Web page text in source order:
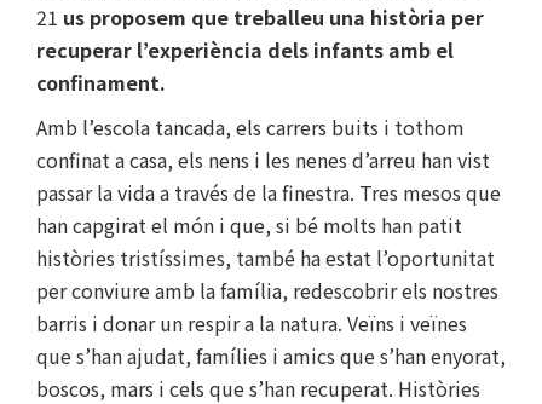
21 us proposem que treballeu una història per
recuperar l’experiència dels infants amb el
confinament.
Amb l’escola tancada, els carrers buits i tothom
confinat a casa, els nens i les nenes d’arreu han vist
passar la vida a través de la finestra. Tres mesos que
han capgirat el món i que, si bé molts han patit
històries tristíssimes, també ha estat l’oportunitat
per conviure amb la família, redescobrir els nostres
barris i donar un respir a la natura. Veïns i veïnes
que s’han ajudat, famílies i amics que s’han enyorat,
boscos, mars i cels que s’han recuperat. Històries